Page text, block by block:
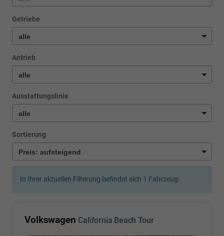
Getriebe
Antrieb
Ausstattungslinie
Sortierung
In Ihrer aktuellen Filterung befindet sich 1 Fahrzeug:
Volkswagen California Beach Tour